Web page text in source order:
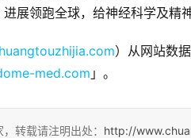
展领跑全球，给神经科学及精
）从网站数
med.com 」。
转载请注明出处： http://